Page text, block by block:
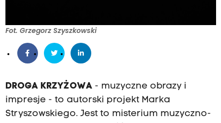
Fot. Grzegorz Szyszkowski
DROGA KRZYŻOWA- muzyczne obrazy i
impresje - to autorski projekt Marka
Stryszowskiego. Jest to misterium muzyczno-